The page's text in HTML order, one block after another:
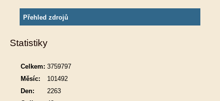
Přehled zdrojů
Statistiky
Celkem: 3759797
Měsíc:
101492
Den:
2263